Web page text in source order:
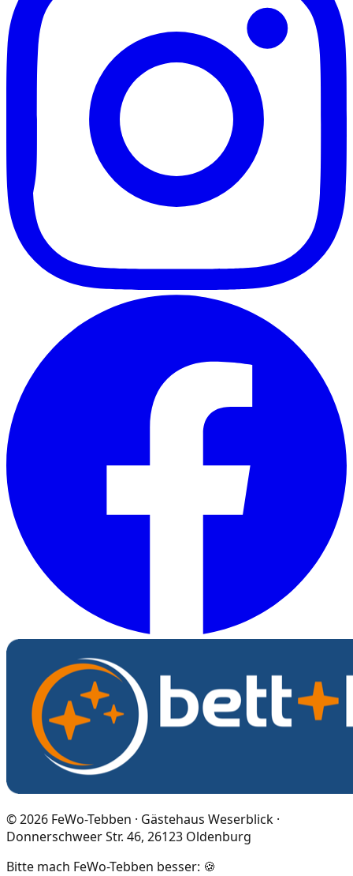
©2026 FeWo-Tebben · Gästehaus Weserblick ·
Donnerschweer Str. 46, 26123 Oldenburg
Bitte mach FeWo-Tebben besser: 🍪